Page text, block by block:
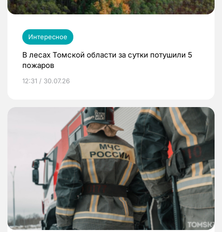
Интересное
В лесах Томской области за сутки потушили 5
пожаров
12:31 / 30.07.26